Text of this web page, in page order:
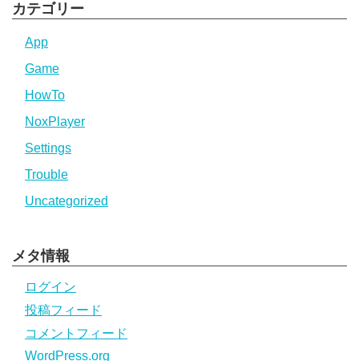
カテゴリー
App
Game
HowTo
NoxPlayer
Settings
Trouble
Uncategorized
メタ情報
ログイン
投稿フィード
コメントフィード
WordPress.org